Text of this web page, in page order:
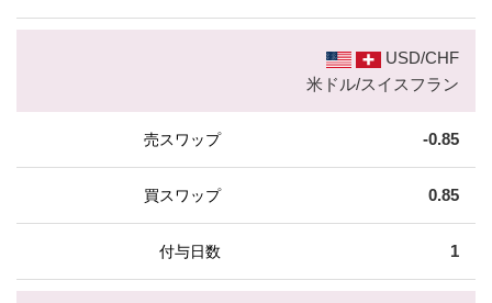
USD/CHF
米ドル/スイスフラン
-0.85
0.85
1